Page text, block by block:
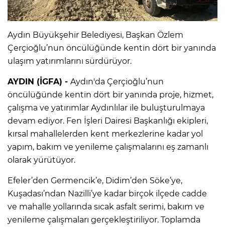
Aydın Büyükşehir Belediyesi, Başkan Özlem
Çerçioğlu’nun öncülüğünde kentin dört bir yanında
ulaşım yatırımlarını sürdürüyor.
AYDIN (İGFA) - Aydın'da Çerçioğlu’nun
öncülüğünde kentin dört bir yanında proje, hizmet,
çalışma ve yatırımlar Aydınlılar ile buluşturulmaya
devam ediyor. Fen İşleri Dairesi Başkanlığı ekipleri,
kırsal mahallelerden kent merkezlerine kadar yol
yapım, bakım ve yenileme çalışmalarını eş zamanlı
olarak yürütüyor.
Efeler’den Germencik’e, Didim’den Söke’ye,
Kuşadası’ndan Nazilli’ye kadar birçok ilçede cadde
ve mahalle yollarında sıcak asfalt serimi, bakım ve
yenileme çalışmaları gerçekleştiriliyor. Toplamda